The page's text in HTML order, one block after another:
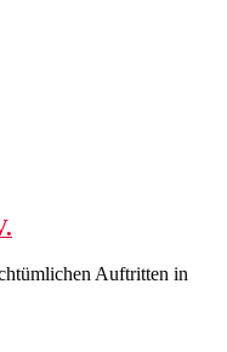
Auftritten in